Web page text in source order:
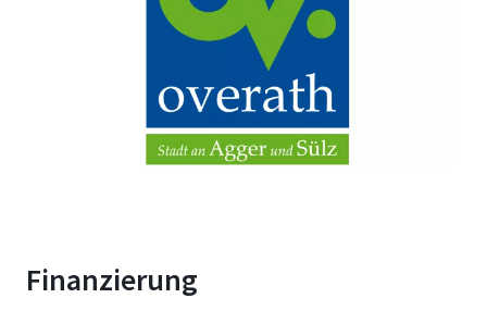
Finanzierung